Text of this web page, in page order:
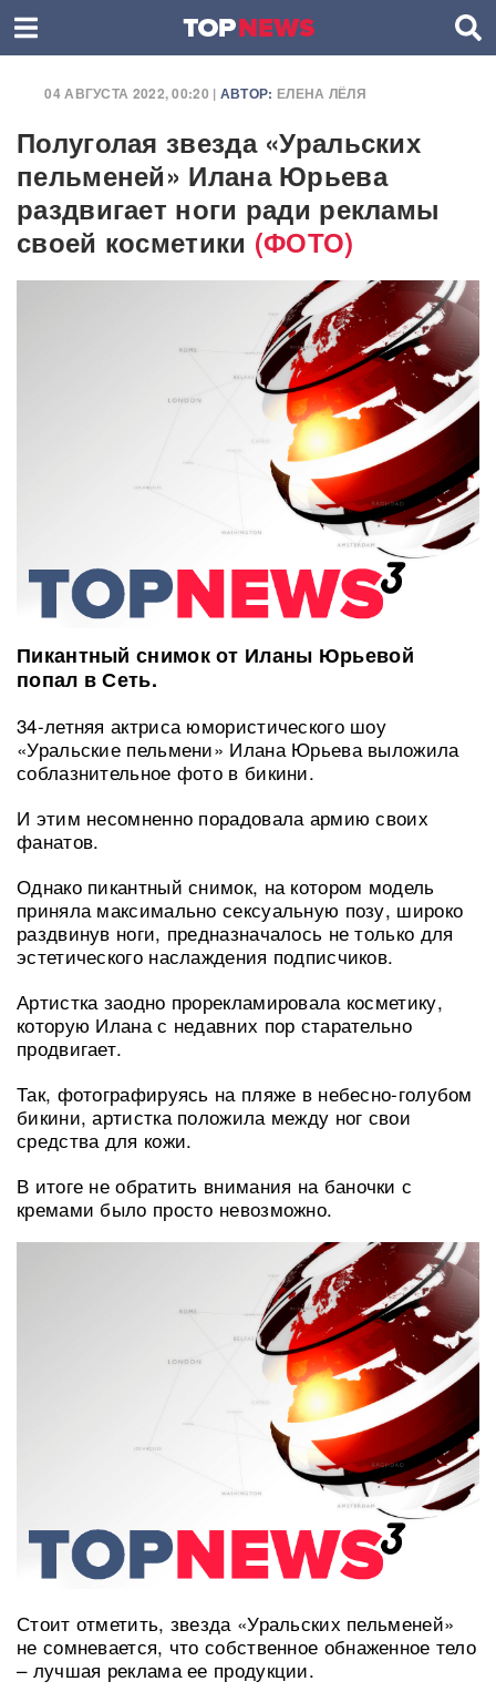
04 АВГУСТА 2022, 00:20 | АВТОР: ЕЛЕНА ЛЁЛЯ
Полуголая звезда «Уральских
пельменей» Илана Юрьева
раздвигает ноги ради рекламы
своей косметики (ФОТО)
Пикантный снимок от Иланы Юрьевой
попал в Сеть.
34-летняя актриса юмористического шоу
«Уральские пельмени» Илана Юрьева выложила
соблазнительное фото в бикини.
И этим несомненно порадовала армию своих
фанатов.
Однако пикантный снимок, на котором модель
приняла максимально сексуальную позу, широко
раздвинув ноги, предназначалось не только для
эстетического наслаждения подписчиков.
Артистка заодно прорекламировала косметику,
которую Илана с недавних пор старательно
продвигает.
Так, фотографируясь на пляже в небесно-голубом
бикини, артистка положила между ног свои
средства для кожи.
В итоге не обратить внимания на баночки с
кремами было просто невозможно.
Стоит отметить, звезда «Уральских пельменей»
не сомневается, что собственное обнаженное тело
– лучшая реклама ее продукции.